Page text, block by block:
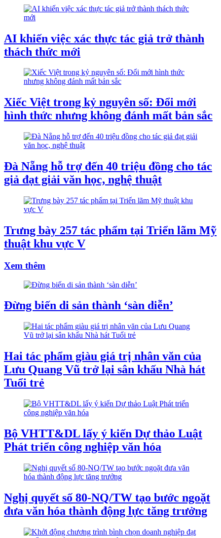
AI khiến việc xác thực tác giả trở thành
thách thức mới
Xiếc Việt trong kỷ nguyên số: Đổi mới
hình thức nhưng không đánh mất bản sắc
Đà Nẵng hỗ trợ đến 40 triệu đồng cho tác
giả đạt giải văn học, nghệ thuật
Trưng bày 257 tác phẩm tại Triển lãm Mỹ
thuật khu vực V
Xem thêm
Đừng biến di sản thành ‘sàn diễn’
Hai tác phẩm giàu giá trị nhân văn của
Lưu Quang Vũ trở lại sân khấu Nhà hát
Tuổi trẻ
Bộ VHTT&DL lấy ý kiến Dự thảo Luật
Phát triển công nghiệp văn hóa
Nghị quyết số 80-NQ/TW tạo bước ngoặt
đưa văn hóa thành động lực tăng trưởng